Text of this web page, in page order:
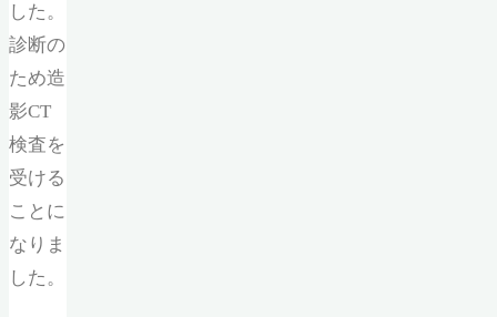
した。
診断の
ため造
影CT
検査を
受ける
ことに
なりま
した。